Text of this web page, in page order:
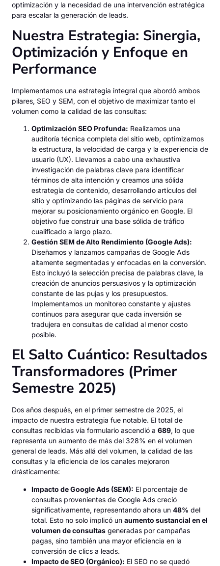
optimización y la necesidad de una intervención estratégica
para escalar la generación de leads.
Nuestra Estrategia: Sinergia,
Optimización y Enfoque en
Performance
Implementamos una estrategia integral que abordó ambos
pilares, SEO y SEM, con el objetivo de maximizar tanto el
volumen como la calidad de las consultas:
Optimización SEO Profunda: Realizamos una
auditoría técnica completa del sitio web, optimizamos
la estructura, la velocidad de carga y la experiencia de
usuario (UX). Llevamos a cabo una exhaustiva
investigación de palabras clave para identificar
términos de alta intención y creamos una sólida
estrategia de contenido, desarrollando artículos del
sitio y optimizando las páginas de servicio para
mejorar su posicionamiento orgánico en Google. El
objetivo fue construir una base sólida de tráfico
cualificado a largo plazo.
Gestión SEM de Alto Rendimiento (Google Ads):
Diseñamos y lanzamos campañas de Google Ads
altamente segmentadas y enfocadas en la conversión.
Esto incluyó la selección precisa de palabras clave, la
creación de anuncios persuasivos y la optimización
constante de las pujas y los presupuestos.
Implementamos un monitoreo constante y ajustes
continuos para asegurar que cada inversión se
tradujera en consultas de calidad al menor costo
posible.
El Salto Cuántico: Resultados
Transformadores (Primer
Semestre 2025)
Dos años después, en el primer semestre de 2025, el
impacto de nuestra estrategia fue notable. El total de
consultas recibidas vía formulario ascendió a 689, lo que
representa un aumento de más del 328% en el volumen
general de leads. Más allá del volumen, la calidad de las
consultas y la eficiencia de los canales mejoraron
drásticamente:
Impacto de Google Ads (SEM): El porcentaje de
consultas provenientes de Google Ads creció
significativamente, representando ahora un 48% del
total. Esto no solo implicó un aumento sustancial en el
volumen de consultas generadas por campañas
pagas, sino también una mayor eficiencia en la
conversión de clics a leads.
Impacto de SEO (Orgánico): El SEO no se quedó